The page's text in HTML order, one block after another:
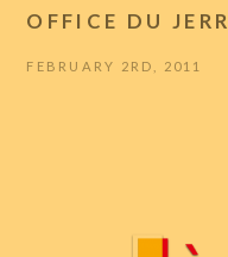
OFFICE DU
FEBRUARY 2RD, 2011